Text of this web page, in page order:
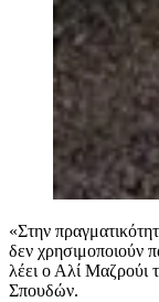
«Στην
δεν χρησιμοποιούν
λέει ο Αλί Μαζρούι
Σπουδών.